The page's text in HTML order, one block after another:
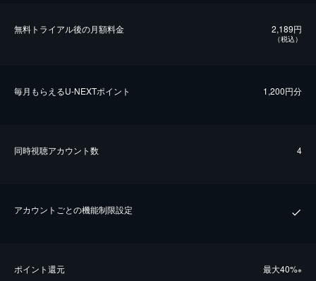
無料トライアル後の⽉額料金 2,189円
（税込）
毎⽉もらえるU-NEXTポイント 1,200円分
同時視聴アカウント数 4
アカウントごとの機能制限設定
ポイント還元 最⼤40%※